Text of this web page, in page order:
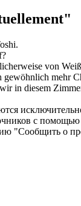
von
gewöhnlich mehr
in diesem
с
"Сообщить о